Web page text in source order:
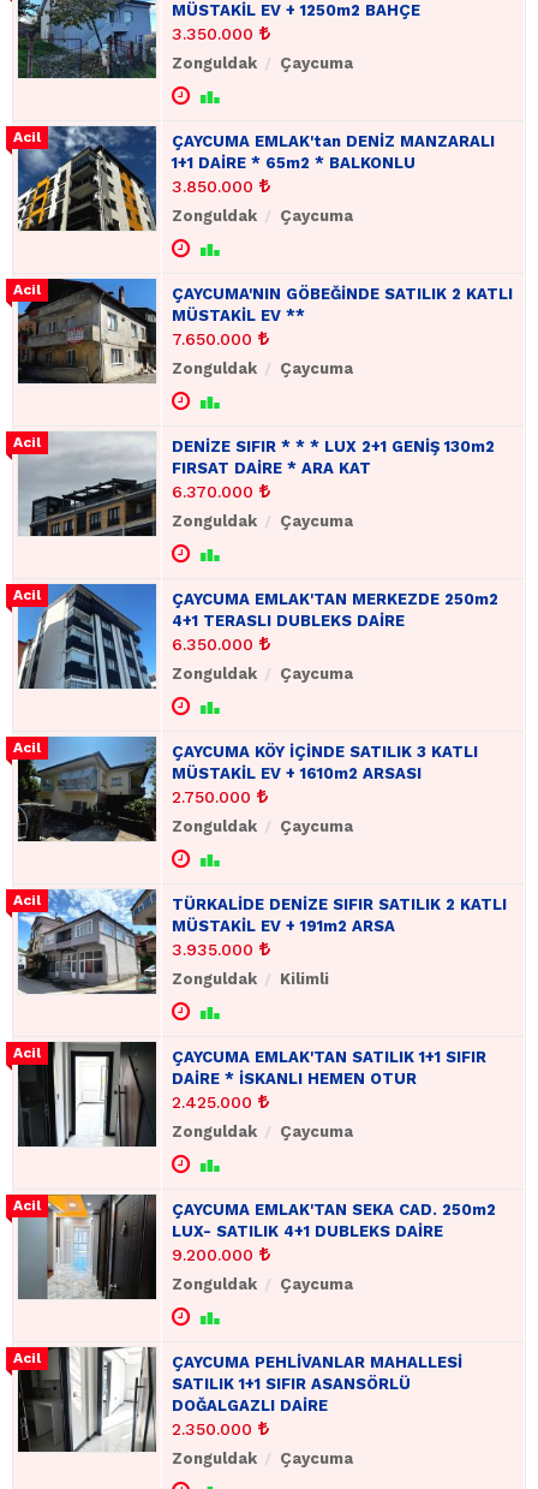
MÜSTAKİL EV + 1250m2 BAHÇE
3.350.000
Zonguldak Çaycuma
ÇAYCUMA EMLAK'tan DENİZ MANZARALI
1+1 DAİRE * 65m2 * BALKONLU
3.850.000
Zonguldak Çaycuma
ÇAYCUMA'NIN GÖBEĞİNDE SATILIK 2 KATLI
MÜSTAKİL EV **
7.650.000
Zonguldak Çaycuma
DENİZE SIFIR * * * LUX 2+1 GENİŞ 130m2
FIRSAT DAİRE * ARA KAT
6.370.000
Zonguldak Çaycuma
ÇAYCUMA EMLAK'TAN MERKEZDE 250m2
4+1 TERASLI DUBLEKS DAİRE
6.350.000
Zonguldak Çaycuma
ÇAYCUMA KÖY İÇİNDE SATILIK 3 KATLI
MÜSTAKİL EV + 1610m2 ARSASI
2.750.000
Zonguldak Çaycuma
TÜRKALİDE DENİZE SIFIR SATILIK 2 KATLI
MÜSTAKİL EV + 191m2 ARSA
3.935.000
Zonguldak Kilimli
ÇAYCUMA EMLAK'TAN SATILIK 1+1 SIFIR
DAİRE * İSKANLI HEMEN OTUR
2.425.000
Zonguldak Çaycuma
ÇAYCUMA EMLAK'TAN SEKA CAD. 250m2
LUX- SATILIK 4+1 DUBLEKS DAİRE
9.200.000
Zonguldak Çaycuma
ÇAYCUMA PEHLİVANLAR MAHALLESİ
SATILIK 1+1 SIFIR ASANSÖRLÜ
DOĞALGAZLI DAİRE
2.350.000
Zonguldak Çaycuma